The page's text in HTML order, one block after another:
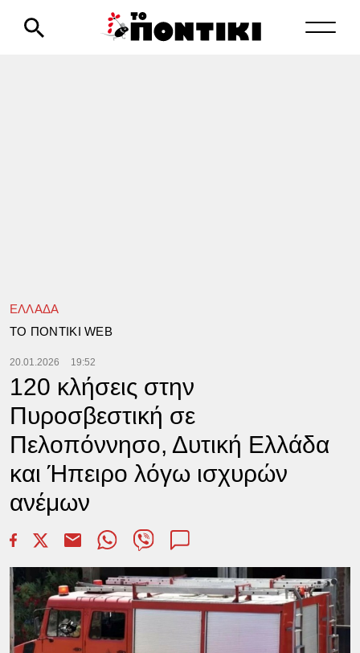
ΕΛΛΑΔΑ
TΟ ΠΟΝΤΙΚΙ WEB
20.01.2026 19:52
120 κλήσεις στην
Πυροσβεστική σε
Πελοπόννησο, Δυτική Ελλάδα
και Ήπειρο λόγω ισχυρών
ανέμων